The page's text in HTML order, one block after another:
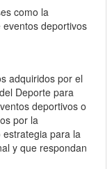
como la
deportivos
adquiridos por el
Deporte para
deportivos o
por la
para la
y que respondan